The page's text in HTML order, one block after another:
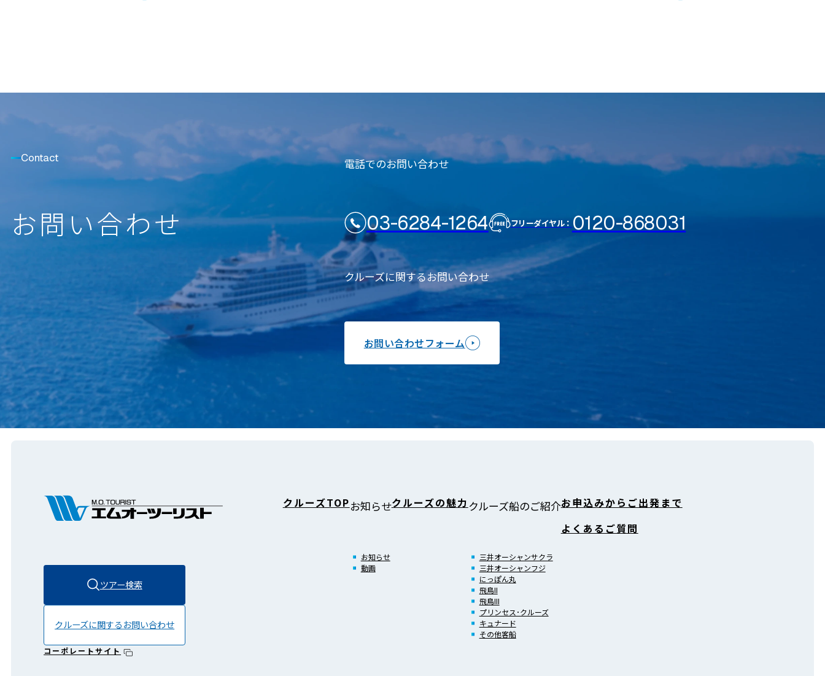
Contact
お問い合わせ
電話でのお問い合わせ
03-6284-1264 フリーダイヤル： 0120-868031
クルーズに関するお問い合わせ
お問い合わせフォーム
ツアー検索
クルーズに関する お問い合わせ
コーポレートサイト
クルーズTOPお知らせ
お知らせ
動画
クルーズの魅力クルーズ船のご紹介
三井オーシャンサクラ
三井オーシャンフジ
にっぽん丸
飛鳥II
飛鳥III
プリンセス･クルーズ
キュナード
その他客船
お申込みからご出発まで
よくあるご質問